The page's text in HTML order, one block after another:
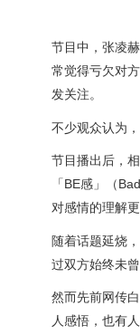
节目中，张凌
常觉得亏欠对
发关注。
不少观众认为
节目播出后，
「BE感」（
对感情的理解
随着话题延烧
过双方始终未
然而先前网传
人感悟，也有